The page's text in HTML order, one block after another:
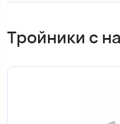
Тройники с